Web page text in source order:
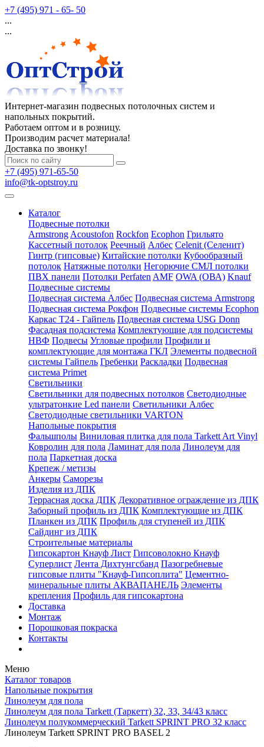
+7 (495) 971 - 65- 50
...
...
Интернет-магазин подвесных потолочных систем и
напольных покрытий.
Работаем оптом и в розницу.
Производим расчет материала!
Доставка по звонку!
+7 (495) 971-65-50
info@tk-optstroy.ru
Каталог
Подвесные потолки
Armstrong Acoustofon Rockfon Ecophon Грильято
Кассетный потолок Реечный Албес Celenit (Селенит)
Гинтр (гипсовые) Китайские потолки Кубообразный
потолок Натяжные потолки Негорючие СМЛ потолки
ПВХ панели Потолки Perfaten AMF OWA (ОВА) Knauf
Подвесные системы
Подвесная система Албес Подвесная система Armstrong
Подвесная система Рокфон Подвесные системы Ecophon
Каркас Т24 - Гайпель Подвесная система USG Donn
Фасадная подсистема Комплектующие для подсистемы
НВФ Подвесы Угловые профили Профили и
комплектующие для монтажа ГКЛ Элементы подвесной
системы Гайпель Гребенки Раскладки Подвесная
система Primet
Светильники
Светильники для подвесных потолков Светодиодные
ультратонкие Led панели Светильники Албес
Светодиодные светильники VARTON
Напольные покрытия
Фальшполы Виниловая плитка для пола Tarkett Art Vinyl
Ковролин для пола Ламинат для пола Линолеум для
пола Паркетная доска
Крепеж / метизы
Анкеры Саморезы
Изделия из ДПК
Террасная доска ДПК Декоративное ограждение из ДПК
Заборный профиль из ДПК Комплектующие из ДПК
Планкен из ДПК Профиль для ступеней из ДПК
Сайдинг из ДПК
Строительные материалы
Гипсокартон Кнауф Лист Гипсоволокно Кнауф
Суперлист Лента Дихтунгсбанд Пазогребневые
гипсовые плиты "Кнауф-Гипсоплита" Цементно-
минеральные плиты АКВАПАНЕЛЬ Элементы
крепления Профиль для гипсокартона
Доставка
Монтаж
Порошковая покраска
Контакты
Меню
Каталог товаров
Напольные покрытия
Линолеум для пола
Линолеум для пола Tarkett (Таркетт) 32, 33, 34/43 класс
Линолеум полукоммерческий Tarkett SPRINT PRO 32 класс
Линолеум Tarkett SPRINT PRO BASEL 2